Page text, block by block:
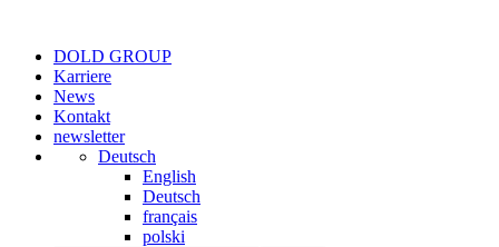
DOLD GROUP
Karriere
News
Kontakt
newsletter
Deutsch
English
Deutsch
français
polski